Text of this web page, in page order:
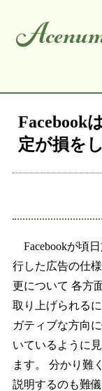
Facebook
定が損を
Facebookが頃
行した広告の仕
更について 各方
取り上げられる
ガティブな方向
いているように見
ます。 分かり難
説明するのも難